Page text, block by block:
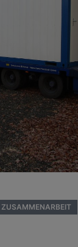
ZUSAMMENARBEIT